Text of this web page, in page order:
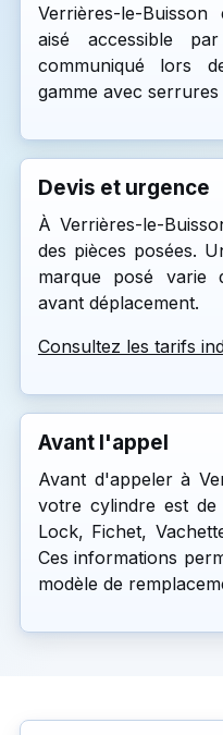
Verrières-le-
aisé accessible
communiqué lors
gamme avec serrures
Devis et urgence
À Verrières-le-
des pièces posées.
marque posé varie
avant déplacement.
Consultez les tarifs
Avant l'appel
Avant d'appeler à
votre cylindre est
Lock, Fichet,
Ces informations
modèle de